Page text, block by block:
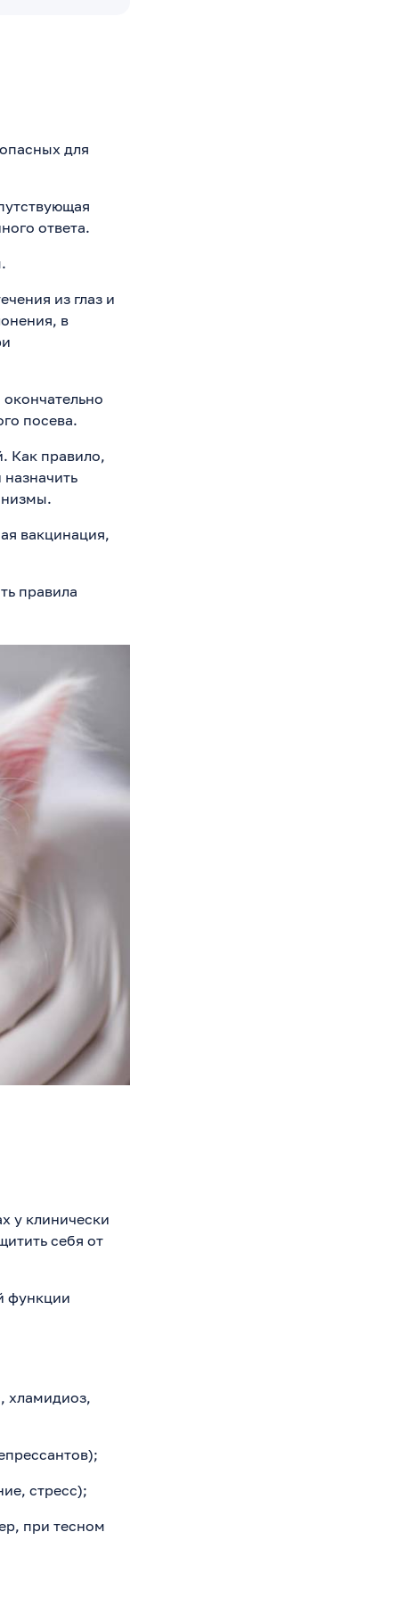
для
ответа.
из глаз и
в
посева.
Как правило,
вакцинация,
правила
у клинически
себя от
функции
хламидиоз,
стресс);
при тесном